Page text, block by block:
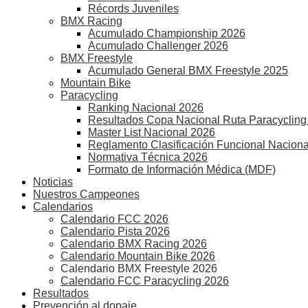
Récords Juveniles
BMX Racing
Acumulado Championship 2026
Acumulado Challenger 2026
BMX Freestyle
Acumulado General BMX Freestyle 2025
Mountain Bike
Paracycling
Ranking Nacional 2026
Resultados Copa Nacional Ruta
Master List Nacional 2026
Reglamento Clasificación Funcional Nacional
Normativa Técnica 2026
Formato de Información Médica (MDF)
Noticias
Nuestros Campeones
Calendarios
Calendario FCC 2026
Calendario Pista 2026
Calendario BMX Racing 2026
Calendario Mountain Bike 2026
Calendario BMX Freestyle 2026
Calendario FCC Paracycling 2026
Resultados
Prevención al dopaje